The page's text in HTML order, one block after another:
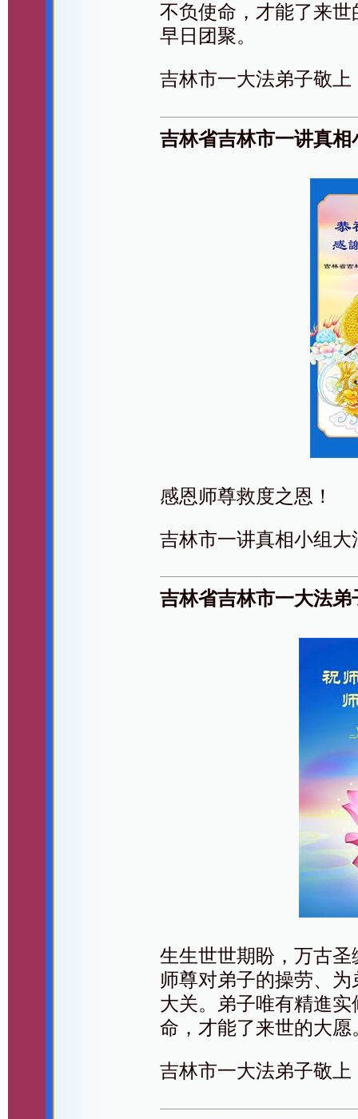
不负使命，才能了来
早日团聚。
吉林市一大法弟子敬上
吉林省吉林市一讲真
感恩师尊救度之恩！
吉林市一讲真相小组大
吉林省吉林市一大法
生生世世期盼，万古
师尊对弟子的操劳、
大关。弟子唯有精進
命，才能了来世的大愿
吉林市一大法弟子敬上